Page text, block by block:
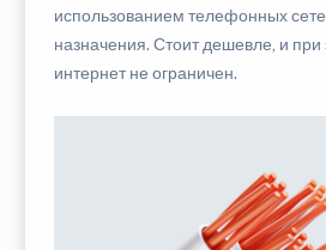
использованием телефонных
назначения. Стоит дешевле, и при
интернет не ограничен.